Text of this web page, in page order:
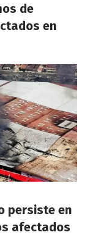
de
en
persiste en
afectados